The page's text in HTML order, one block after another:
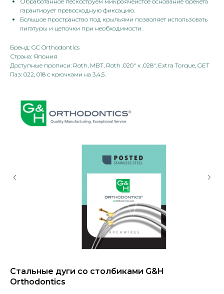
гарантирует превосходную фиксацию.
Большое пространство под крыльями позволяет использовать
лигатуры и цепочки при необходимости.
Бренд: GC Orthodontics
Страна: Япония
Доступные прописи: Roth, MBT, Roth .020" х .028", Extra Torque, GET
Паз: 022, 018 с крючками на 3,4,5.
Стальные дуги со столбиками G&H
Orthodontics